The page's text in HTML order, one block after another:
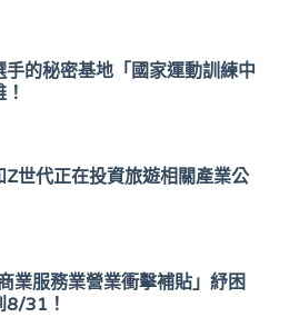
手的秘密基地「國家運動訓練中
Z世代正在投資旅遊相關產業公
業服務業營業衝擊補貼」紓困
8/31！